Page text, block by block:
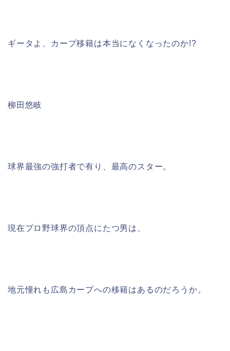
ギータよ、カープ移籍は本当になくなったのか!?
柳田悠岐
球界最強の強打者で有り、最高のスター。
現在プロ野球界の頂点にたつ男は、
地元憧れも広島カープへの移籍はあるのだろうか。